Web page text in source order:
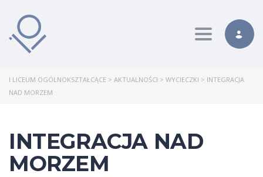
Toggle
I LICEUM OGÓLNOKSZTAŁCĄCE > AKTUALNOŚCI > WYCIECZKI > INTEGRACJA
NAD MORZEM
INTEGRACJA NAD
MORZEM